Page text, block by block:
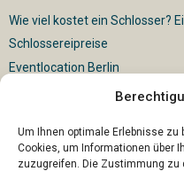
Um Ihnen optimale Erlebnisse zu
Cookies, um Informationen über
zuzugreifen. Die Zustimmung
Wie viel kostet ein Schlosser?
Schlossereipreise
Eventlocation Berlin
Für die vollautomatische
Lösungen